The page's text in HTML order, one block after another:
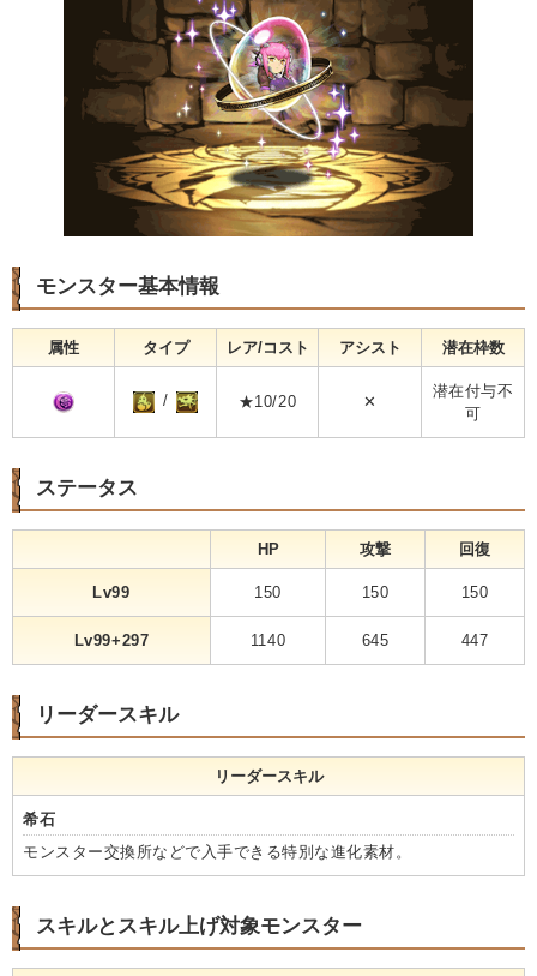
モンスター基本情報
属性 タイプ レア/コスト アシスト 潜在枠数
/ ★10/20 ✕
潜在付与不
可
ステータス
HP 攻撃 回復
Lv99 150 150 150
Lv99+297 1140 645 447
リーダースキル
リーダースキル
希石
モンスター交換所などで入手できる特別な進化素材。
スキルとスキル上げ対象モンスター